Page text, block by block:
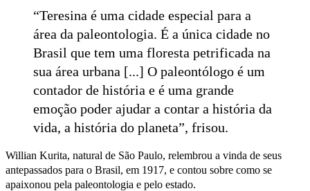
“Teresina é uma cidade especial para a
área da paleontologia. É a única cidade no
Brasil que tem uma floresta petrificada na
sua área urbana [...] O paleontólogo é um
contador de história e é uma grande
emoção poder ajudar a contar a história da
vida, a história do planeta”, frisou.
Willian Kurita, natural de São Paulo, relembrou a vinda de seus
antepassados para o Brasil, em 1917, e contou sobre como se
apaixonou pela paleontologia e pelo estado.